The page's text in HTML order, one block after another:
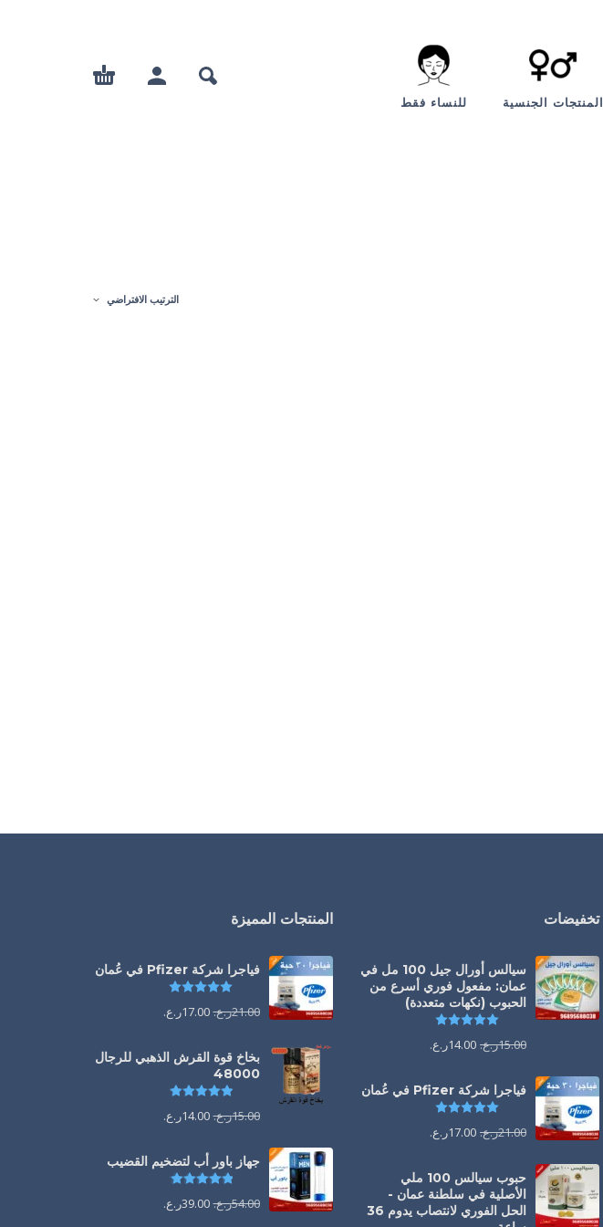
المنتجات الجنسية للنساء فقط
الترتيب الافتراضي
تخفيضات
سيالس أورال جيل 100 مل في
عمان: مفعول فوري أسرع من
الحبوب (نكهات متعددة)
15.00ر.ع. 14.00ر.ع.
فياجرا شركة Pfizer في عُمان
21.00ر.ع. 17.00ر.ع.
حبوب سيالس 100 ملي
الأصلية في سلطنة عمان -
الحل الفوري لانتصاب يدوم 36
المنتجات المميزة
فياجرا شركة Pfizer في عُمان
21.00ر.ع. 17.00ر.ع.
بخاخ قوة القرش الذهبي للرجال
48000
تم التقييم
15.00ر.ع. 14.00ر.ع.
جهاز باور أب لتضخيم القضيب
تم التقييم
54.00ر.ع. 39.00ر.ع.